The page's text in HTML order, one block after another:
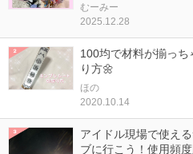
むーみー
2025.12.28
100均で材料が揃っ
り方🌼
ほの
2020.10.14
アイドル現場で使え
ブに行こう！使用頻度